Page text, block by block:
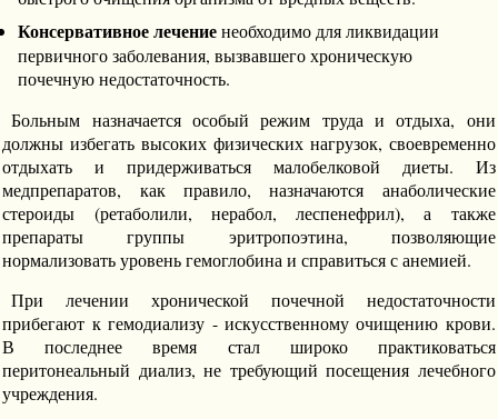
Консервативное лечениенеобходимо для ликвидации
первичного заболевания, вызвавшего хроническую
почечную недостаточность.
Больным назначается особый режим труда и отдыха, они
должны избегать высоких физических нагрузок, своевременно
отдыхать и придерживаться малобелковой диеты. Из
медпрепаратов, как правило, назначаются анаболические
стероиды (ретаболили, нерабол, леспенефрил), а также
препараты группы эритропоэтина, позволяющие
нормализовать уровень гемоглобина и справиться с анемией.
При лечении хронической почечной недостаточности
прибегают к гемодиализу - искусственному очищению крови.
В последнее время стал широко практиковаться
перитонеальный диализ, не требующий посещения лечебного
учреждения.